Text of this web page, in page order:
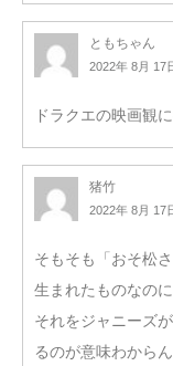
ともちゃん
2022年 8月 17
ドラクエの映画観
猪竹
2022年 8月 17
そもそも「おそ松
生まれたものなのに
それをジャニーズ
るのが意味わからん